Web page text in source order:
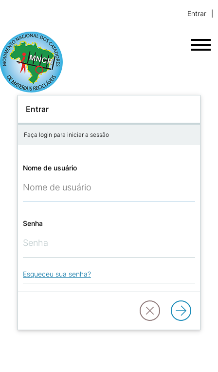
Entrar
Entrar
Faça login para iniciar a sessão
Nome de usuário
Senha
Esqueceu sua senha?